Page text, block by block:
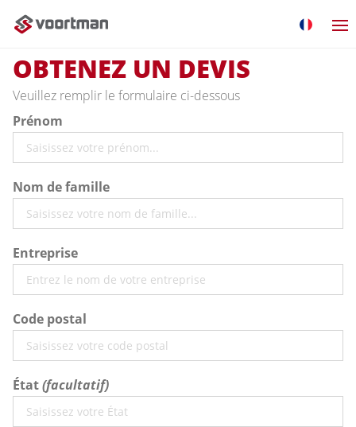
OBTENEZ UN DEVIS
Veuillez remplir le formulaire ci-dessous
Prénom
Nom de famille
Entreprise
Code postal
État